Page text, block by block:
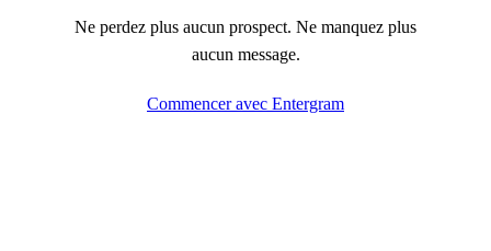
Ne perdez plus aucun prospect. Ne manquez plus
aucun message.
Commencer avec Entergram